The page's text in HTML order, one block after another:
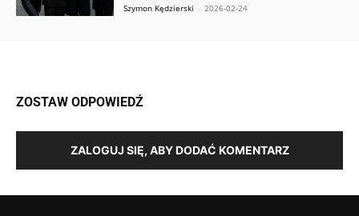
Szymon Kędzierski - 2026-02-24
ZOSTAW ODPOWIEDŹ
ZALOGUJ SIĘ, ABY DODAĆ KOMENTARZ